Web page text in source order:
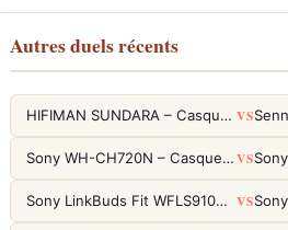
Autres duels récents
HIFIMAN SUNDARA – Casque Planar Magnetic Ouvert Over-Ear Audiophile VS
Sony WH-CH720N – Casque ANC 35h, Ultra-léger (192g) avec Processeur V1 VS
Sony LinkBuds Fit WFLS910NW Blanc – Écouteurs Sport Ailes ANC VS